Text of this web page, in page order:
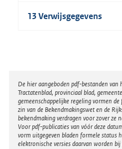
13Verwijsgegevens
Disclaimer
De hier aangeboden pdf-bestanden van
Tractatenblad, provinciaal blad,
gemeenschappelijke regeling vormen
zin van de Bekendmakingswet en de
bekendmaking verdragen voor zover ze
Voor pdf-publicaties van vóór deze
vorm uitgegeven bladen formele status
elektronische versies daarvan worden